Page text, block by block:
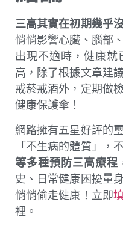
三高其實在初期幾乎
悄悄影響心臟、腦部
出現不適時，健康就
高，除了根據文章建
戒菸戒酒外，定期做
健康保護傘！
網路擁有五星好評的
「不生病的體質」，
等多種預防三高療程
史、日常健康困擾量
悄悄偷走健康！立即
裡。